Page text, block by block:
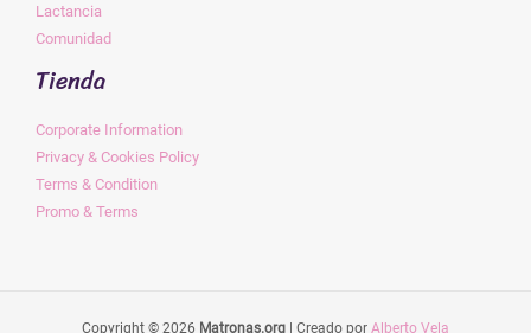
Lactancia
Comunidad
Tienda
Corporate Information
Privacy & Cookies Policy
Terms & Condition
Promo & Terms
Copyright © 2026 Matronas.org | Creado por Alberto Vela